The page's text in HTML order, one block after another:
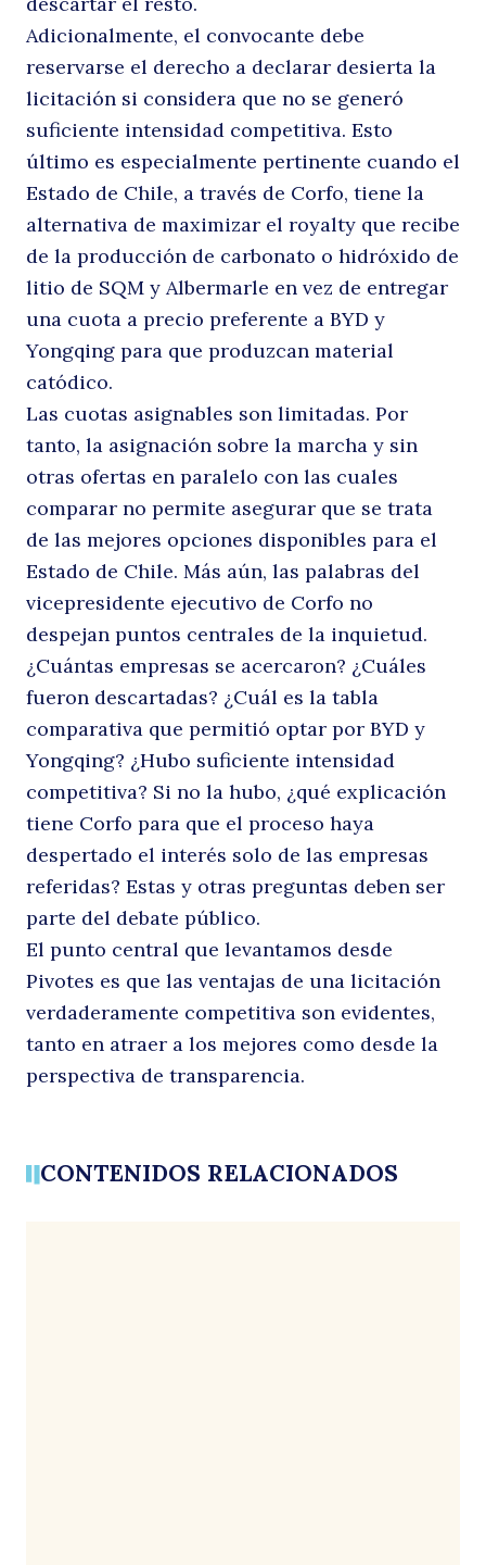
Buscar
Adicionalmente, el convocante debe
reservarse el derecho a declarar desierta la
licitación si considera que no se generó
suficiente intensidad competitiva. Esto
último es especialmente pertinente cuando el
Estado de Chile, a través de Corfo, tiene la
alternativa de maximizar el royalty que recibe
de la producción de carbonato o hidróxido de
litio de SQM y Albermarle en vez de entregar
una cuota a precio preferente a BYD y
Yongqing para que produzcan material
catódico.
Las cuotas asignables son limitadas. Por
tanto, la asignación sobre la marcha y sin
otras ofertas en paralelo con las cuales
comparar no permite asegurar que se trata
de las mejores opciones disponibles para el
Estado de Chile. Más aún, las palabras del
vicepresidente ejecutivo de Corfo no
despejan puntos centrales de la inquietud.
¿Cuántas empresas se acercaron? ¿Cuáles
fueron descartadas? ¿Cuál es la tabla
comparativa que permitió optar por BYD y
Yongqing? ¿Hubo suficiente intensidad
competitiva? Si no la hubo, ¿qué explicación
tiene Corfo para que el proceso haya
despertado el interés solo de las empresas
referidas? Estas y otras preguntas deben ser
parte del debate público.
El punto central que levantamos desde
Pivotes es que las ventajas de una licitación
verdaderamente competitiva son evidentes,
tanto en atraer a los mejores como desde la
perspectiva de transparencia.
CONTENIDOS RELACIONADOS